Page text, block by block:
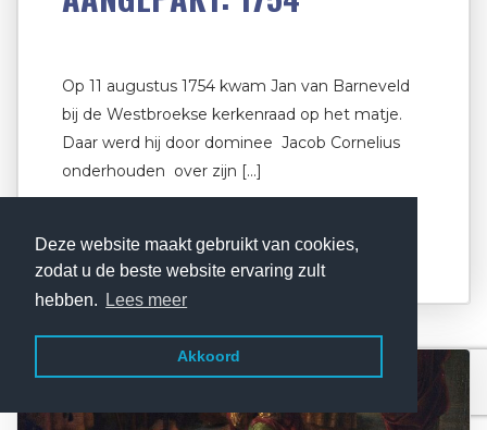
Deze website maakt gebruikt van cookies,
zodat u de beste website ervaring zult
hebben.
Lees meer
Akkoord
Op 11 augustus 1754 kwam Jan van Barneveld
bij de Westbroekse kerkenraad op het matje.
Daar werd hij door dominee Jacob Cornelius
onderhouden over zijn […]
Lees verder